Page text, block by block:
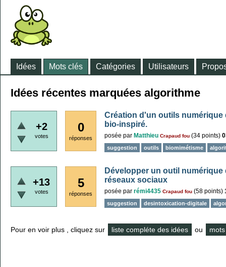
Idées Mots clés Catégories Utilisateurs
Idées récentes marquées algorithme
+2
votes
0
réponses
Création d'un outils
bio-inspiré.
posée par Matthieu Crapaud fou (34 points)
suggestion outils biomimétisme
+13
votes
5
réponses
Développer un outil
réseaux sociaux
posée par rémi4435 Crapaud fou (58 points)
suggestion desintoxication-digitale
Pour en voir plus , cliquez sur liste compléte des idées ou